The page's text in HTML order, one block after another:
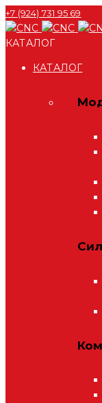
+7 (924) 731 95 69
КАТАЛОГ
КАТАЛОГ